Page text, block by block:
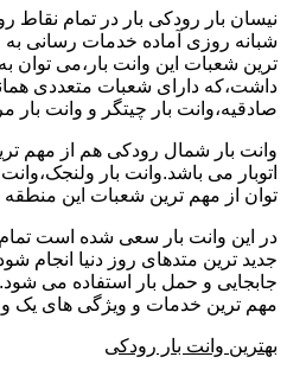
نیسان بار رودکی بار در تمام نقاط
شبانه روزی آماده خدمات رسانی
ترین شعبات این وانت بار،می توان
داشت،که دارای شعبات متعددی
صادقیه،وانت بار چیتگر و وانت بار
وانت بار شمال رودکی هم از مهم
اتوبار می باشد.وانت بار
توان از مهم ترین شعبات این
در این وانت بار سعی شده است تمام
جدید ترین متدهای روز دنیا انجام
جابجایی و حمل بار استفاده می شود.
مهم ترین خدمات و ویژگی های یک
بهترین وانت بار رودکی